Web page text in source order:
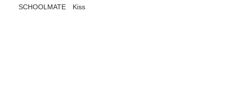
SCHOOLMATE Kiss